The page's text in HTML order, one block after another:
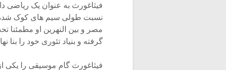
فیثاغورث به عنوان یک ریاضی
نسبت طولی سیم های کوک شده
مصر و بین النهرین او مطمئنا
گرفته و بنیاد تئوری خود را بنا
فیثاغورث گام موسیقی را یکی